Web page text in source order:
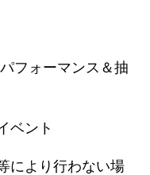
フォーマンス＆抽
ベント
により行わない場